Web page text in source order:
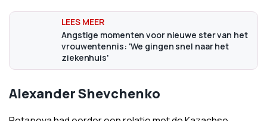
Angstige momenten voor nieuwe ster van het
vrouwentennis: 'We gingen snel naar het
ziekenhuis'
Alexander Shevchenko